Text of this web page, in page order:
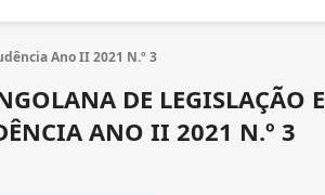
Ano II 2021 N.º 3
DE LEGISLAÇÃO E
ANO II 2021 N.º 3